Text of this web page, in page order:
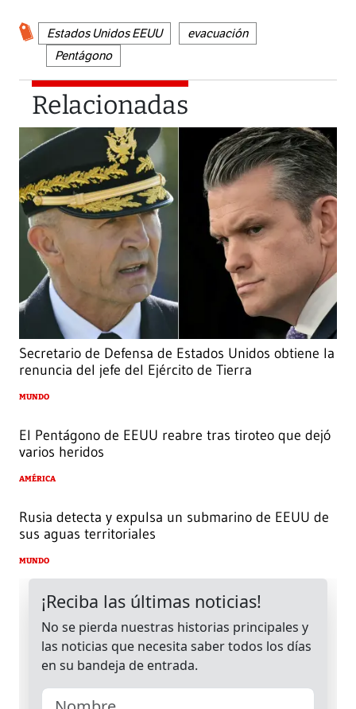
Estados Unidos EEUU
evacuación
Pentágono
Relacionadas
Secretario de Defensa de Estados Unidos obtiene la
renuncia del jefe del Ejército de Tierra
MUNDO
El Pentágono de EEUU reabre tras tiroteo que dejó
varios heridos
AMÉRICA
Rusia detecta y expulsa un submarino de EEUU de
sus aguas territoriales
MUNDO